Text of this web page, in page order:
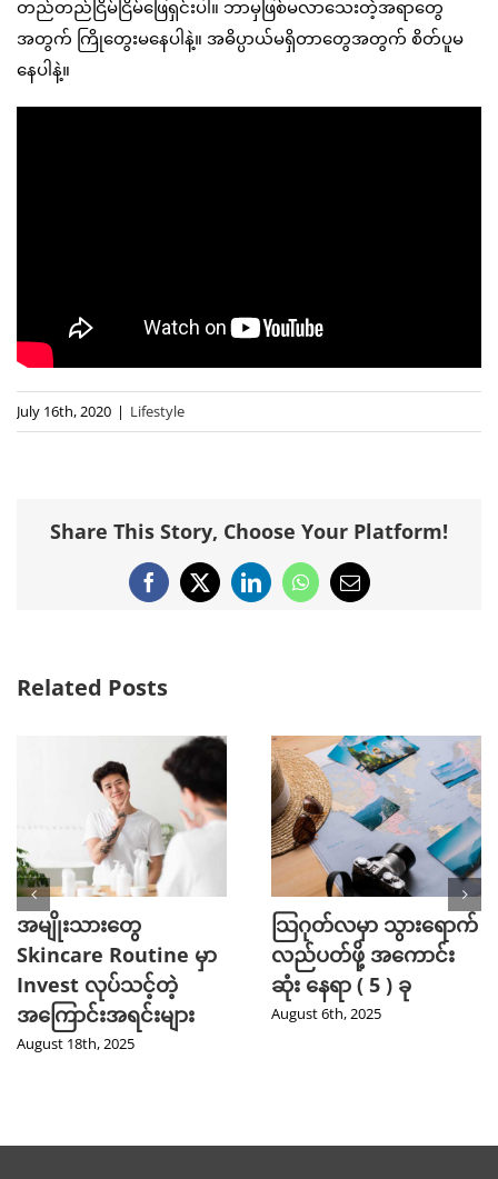
တည်တည်ငြိမ်ငြိမ်ဖြေရှင်းပါ။ ဘာမှဖြစ်မလာသေးတဲ့အရာတွေ
အတွက် ကြိုတွေးမနေပါနဲ့။ အဓိပ္ပာယ်မရှိတာတွေအတွက် စိတ်ပူမ
နေပါနဲ့။
July 16th, 2020 | Lifestyle
Share This Story, Choose Your Platform!
Facebook
X LinkedInWhatsApp
Email
Related Posts
အမျိုးသားတွေ
Skincare Routine မှာ
Invest လုပ်သင့်တဲ့
အကြောင်းအရင်းများ
August 18th, 2025
သြဂုတ်လမှာ သွားရောက်
လည်ပတ်ဖို့ အကောင်း
ဆုံး နေရာ ( 5 ) ခု
August 6th, 2025